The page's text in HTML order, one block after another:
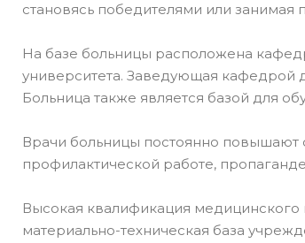
становясь победителями или занимая
На базе больницы расположена
университета. Заведующая кафедрой
Больница также является базой для
Врачи больницы постоянно повышают
профилактической работе,
Высокая квалификация
материально-техническая база